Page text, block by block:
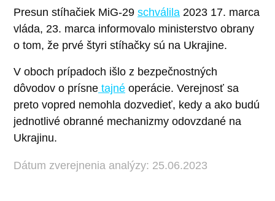
Presun stíhačiek MiG-29 schválila 2023 17. marca
vláda, 23. marca informovalo ministerstvo obrany
o tom, že prvé štyri stíhačky sú na Ukrajine.
V oboch prípadoch išlo z bezpečnostných
dôvodov o prísne tajné operácie. Verejnosť sa
preto vopred nemohla dozvedieť, kedy a ako budú
jednotlivé obranné mechanizmy odovzdané na
Ukrajinu.
Dátum zverejnenia analýzy: 25.06.2023